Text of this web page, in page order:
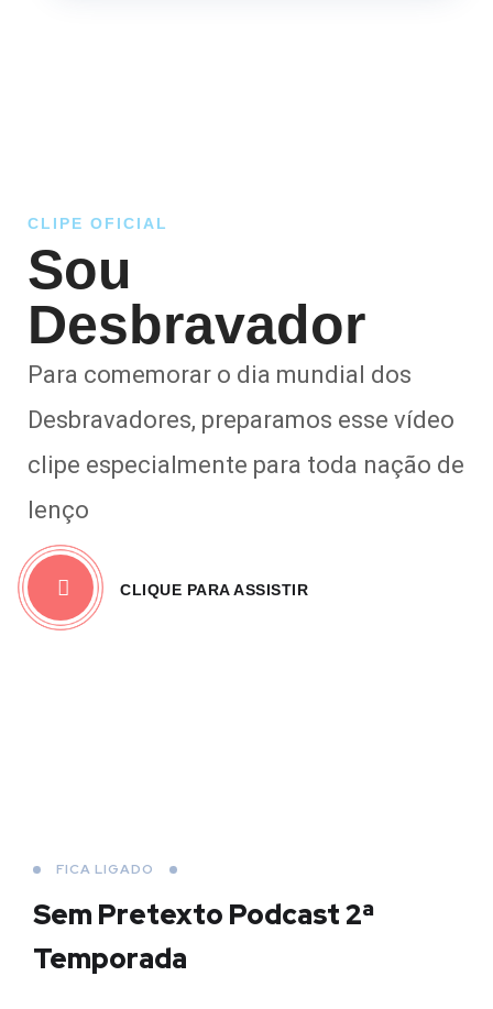
CLIPE OFICIAL
Sou
Desbravador
Para comemorar o dia mundial dos
Desbravadores, preparamos esse vídeo
clipe especialmente para toda nação de
lenço
CLIQUE PARA ASSISTIR
FICA LIGADO
Sem Pretexto Podcast2ª
Temporada